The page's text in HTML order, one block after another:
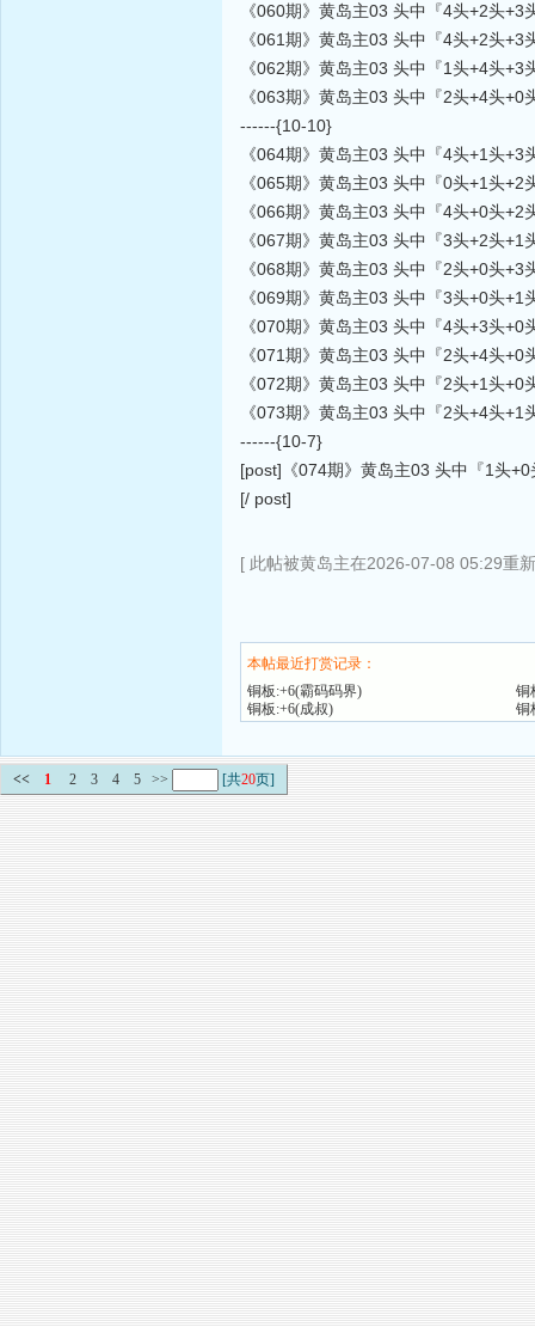
《060期》黄岛主03 头中『4头+2头+3
《061期》黄岛主03 头中『4头+2头+3
《062期》黄岛主03 头中『1头+4头+3
《063期》黄岛主03 头中『2头+4头+0
------{10-10}
《064期》黄岛主03 头中『4头+1头+3
《065期》黄岛主03 头中『0头+1头+2
《066期》黄岛主03 头中『4头+0头+2
《067期》黄岛主03 头中『3头+2头+1
《068期》黄岛主03 头中『2头+0头+3
《069期》黄岛主03 头中『3头+0头+1
《070期》黄岛主03 头中『4头+3头+0
《071期》黄岛主03 头中『2头+4头+0
《072期》黄岛主03 头中『2头+1头+0
《073期》黄岛主03 头中『2头+4头+1
------{10-7}
[post]《074期》黄岛主03 头中『1头
[/ post]
[ 此帖被黄岛主在2026-07-08 05:29重
本帖最近打赏记录：
铜板:+6(霸码码界)
铜
铜板:+6(成叔)
铜
<< 1 2 3 4 5 >> [共20页]